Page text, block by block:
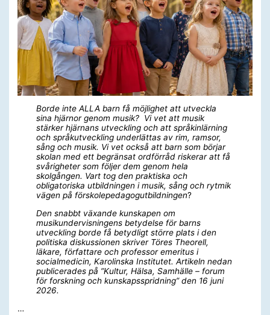
Borde inte ALLA barn få möjlighet att utveckla
sina hjärnor genom musik? Vi vet att musik
stärker hjärnans utveckling och att språkinlärning
ochspråkutveckling underlättas av rim, ramsor,
sång och musik. Vi vet också att barn som börjar
skolan med ett begränsat ordförråd riskerar att få
svårigheter som följer dem genom hela
skolgången. Vart tog den praktiska och
obligatoriska utbildningen i musik, sång och rytmik
vägen på förskolepedagogutbildningen?
Den snabbt växande kunskapen om
musikundervisningens betydelse för barns
utveckling borde få betydligt större plats i den
politiska diskussionen skriver Töres Theorell,
läkare, författare och professor emeritus i
socialmedicin, Karolinska Institutet. Artikeln nedan
publicerades på ”Kultur, Hälsa, Samhälle – forum
för forskning och kunskapsspridning” den 16 juni
2026.
…